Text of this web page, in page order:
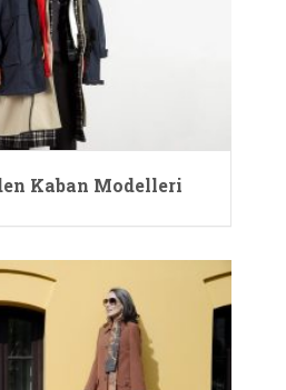
Kaban Modelleri